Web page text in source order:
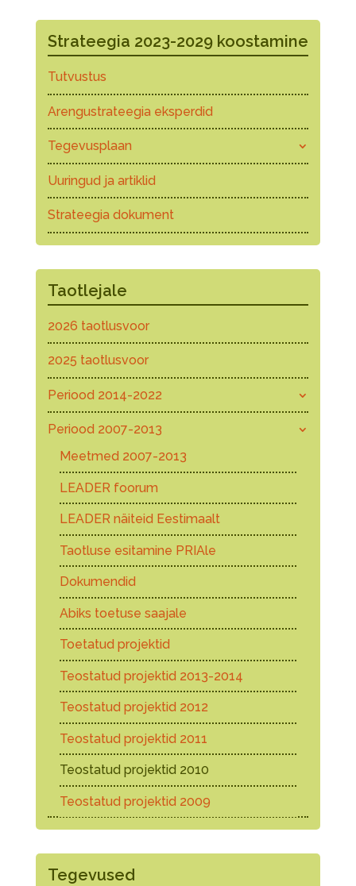
Strateegia 2023-2029 koostamine
Tutvustus
Arengustrateegia eksperdid
Tegevusplaan
Uuringud ja artiklid
Strateegia dokument
Taotlejale
2026 taotlusvoor
2025 taotlusvoor
Periood 2014-2022
Periood 2007-2013
Meetmed 2007-2013
LEADER foorum
LEADER näiteid Eestimaalt
Taotluse esitamine PRIAle
Dokumendid
Abiks toetuse saajale
Toetatud projektid
Teostatud projektid 2013-2014
Teostatud projektid 2012
Teostatud projektid 2011
Teostatud projektid 2010
Teostatud projektid 2009
Tegevused